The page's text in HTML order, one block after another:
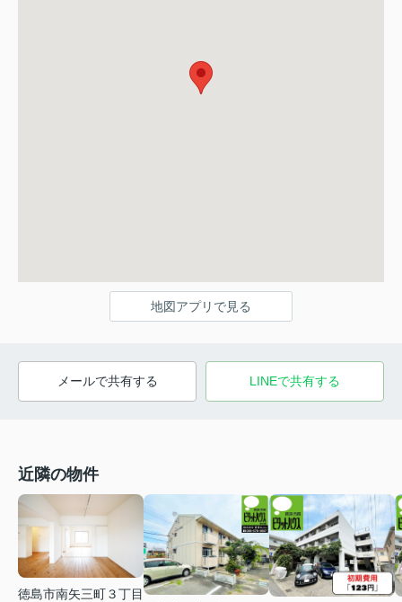
地図アプリで見る
メールで共有する LINEで共有する
近隣の物件
徳島市南矢三町３丁目